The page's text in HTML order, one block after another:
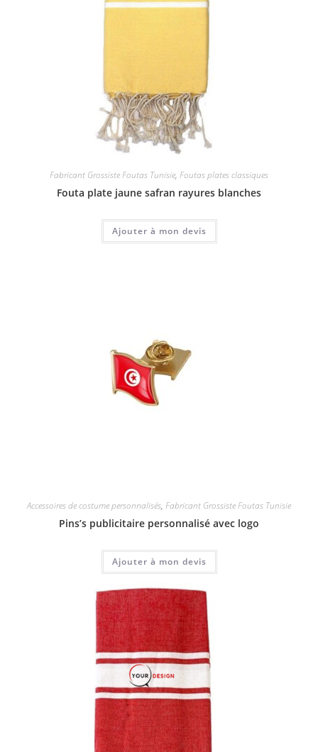
Fabricant Grossiste Foutas Tunisie, Foutas plates classiques
Fouta plate jaune safran rayures blanches
Ajouter à mon devis
Accessoires de costume personnalisés, Fabricant Grossiste Foutas Tunisie
Pins’s publicitaire personnalisé avec logo
Ajouter à mon devis